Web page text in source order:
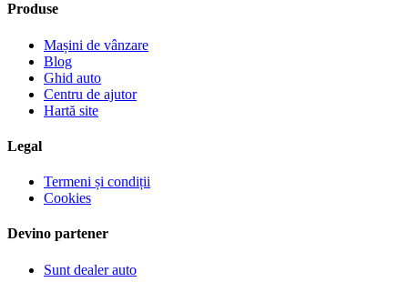
Produse
Mașini de vânzare
Blog
Ghid auto
Centru de ajutor
Hartă site
Legal
Termeni și condiții
Cookies
Devino partener
Sunt dealer auto